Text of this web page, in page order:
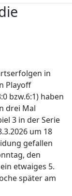
in
Playoff
bzw.6:1) haben
drei Mal
3 in der Serie
um 18
gefallen
den
etwaiges 5.
später am